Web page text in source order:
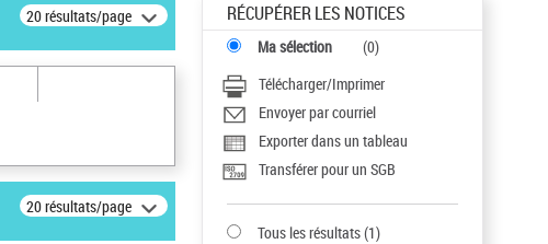
20 résultats/page
20 résultats/page
RÉCUPÉRER LES NOTICES
Ma sélection (0)
Télécharger/Imprimer
Envoyer par courriel
Exporter dans un tableau
Transférer pour un SGB
Tous les résultats(1)